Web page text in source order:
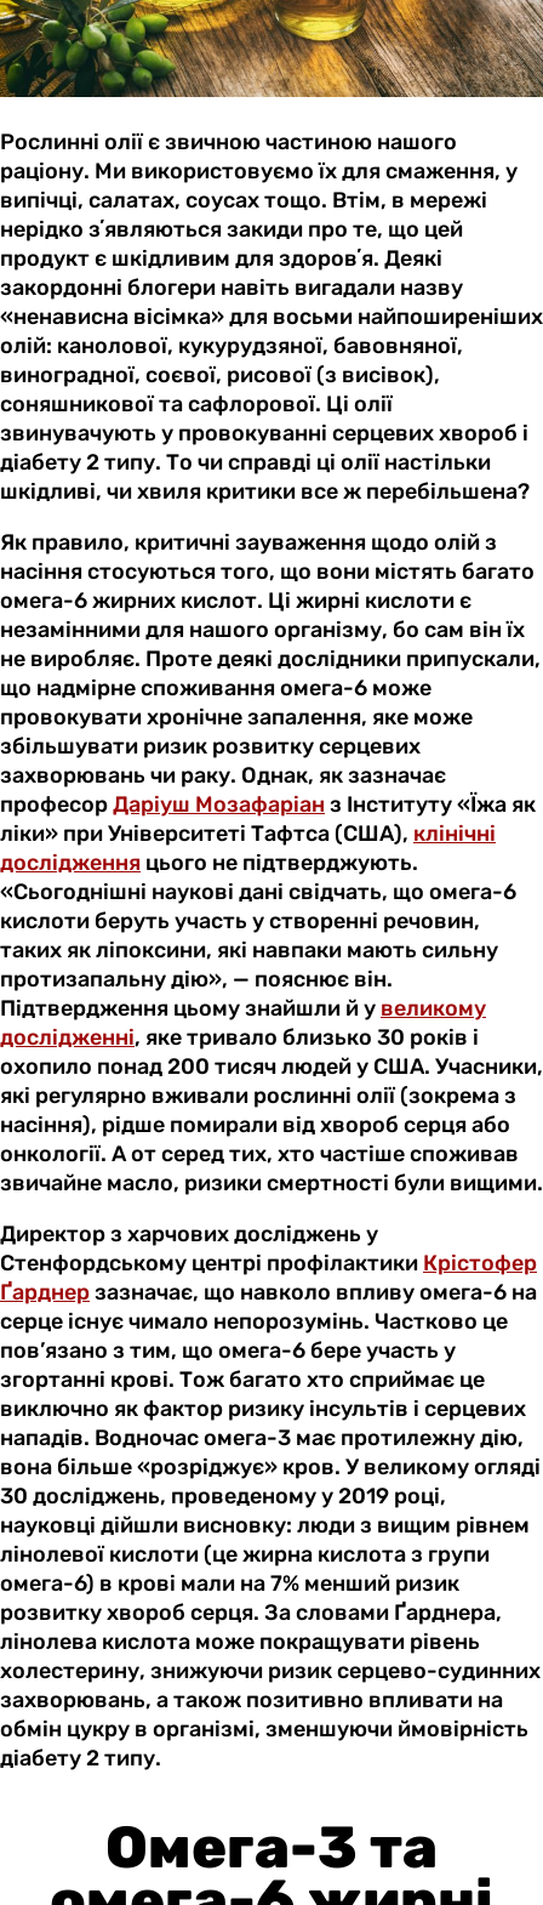
Рослинні олії є звичною частиною нашого
раціону. Ми використовуємо їх для смаження, у
випічці, салатах, соусах тощо. Втім, в мережі
нерідко зʼявляються закиди про те, що цей
продукт є шкідливим для здоровʼя. Деякі
закордонні блогери навіть вигадали назву
«ненависна вісімка» для восьми найпоширеніших
олій: канолової, кукурудзяної, бавовняної,
виноградної, соєвої, рисової (з висівок),
соняшникової та сафлорової. Ці олії
звинувачують у провокуванні серцевих хвороб і
діабету 2 типу. То чи справді ці олії настільки
шкідливі, чи хвиля критики все ж перебільшена?
Як правило, критичні зауваження щодо олій з
насіння стосуються того, що вони містять багато
омега-6 жирних кислот. Ці жирні кислоти є
незамінними для нашого організму, бо сам він їх
не виробляє. Проте деякі дослідники припускали,
що надмірне споживання омега-6 може
провокувати хронічне запалення, яке може
збільшувати ризик розвитку серцевих
захворювань чи раку. Однак, як зазначає
професорДаріуш Мозафаріан з Інституту «Їжа як
ліки» при Університеті Тафтса (США), клінічні
дослідження цього не підтверджують.
«Сьогоднішні наукові дані свідчать, що омега-6
кислоти беруть участь у створенні речовин,
таких як ліпоксини, які навпаки мають сильну
протизапальну дію», — пояснює він.
Підтвердження цьому знайшли й у великому
дослідженні, яке тривало близько 30 років і
охопило понад 200 тисяч людей у США. Учасники,
які регулярно вживали рослинні олії (зокрема з
насіння), рідше помирали від хвороб серця або
онкології. А от серед тих, хто частіше споживав
звичайне масло, ризики смертності були вищими.
Директор з харчових досліджень у
Стенфордському центрі профілактики Крістофер
Ґарднерзазначає, що навколо впливу омега-6 на
серце існує чимало непорозумінь. Частково це
пов’язано з тим, що омега-6 бере участь у
згортанні крові. Тож багато хто сприймає це
виключно як фактор ризику інсультів і серцевих
нападів. Водночас омега-3 має протилежну дію,
вона більше «розріджує» кров. У великому огляді
30 досліджень, проведеному у 2019 році,
науковці дійшли висновку: люди з вищим рівнем
лінолевої кислоти (це жирна кислота з групи
омега-6) в крові мали на 7% менший ризик
розвитку хвороб серця. За словами Ґарднера,
лінолева кислота може покращувати рівень
холестерину, знижуючи ризик серцево-судинних
захворювань, а також позитивно впливати на
обмін цукру в організмі, зменшуючи ймовірність
діабету 2 типу.
Омега-3 та